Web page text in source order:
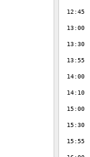
12:45
13:00
13:30
13:55
14:00
14:10
15:00
15:30
15:55